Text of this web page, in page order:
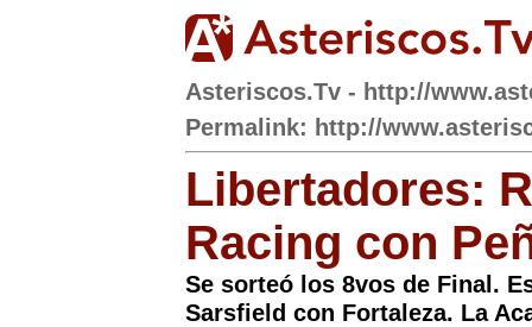
Asteriscos.Tv - http://
Permalink: http://
Libertadores:
Racing con
Se sorteó los 8vos de Final.
Sarsfield con Fortaleza. La